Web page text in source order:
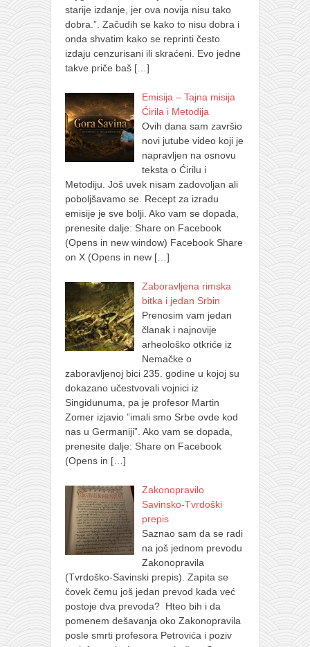
starije izdanje, jer ova novija nisu tako
dobra.”. Začudih se kako to nisu dobra i
onda shvatim kako se reprinti često
izdaju cenzurisani ili skraćeni. Evo jedne
takve priče baš […]
Emisija – Tajna misija
Ćirila i Metodija
Ovih dana sam završio
novi jutube video koji je
napravljen na osnovu
teksta o Ćirilu i
Metodiju. Još uvek nisam zadovoljan ali
poboljšavamo se. Recept za izradu
emisije je sve bolji. Ako vam se dopada,
prenesite dalje: Share on Facebook
(Opens in new window) Facebook Share
on X (Opens in new […]
Zaboravljena rimska
bitka i jedan Srbin
Prenosim vam jedan
članak i najnovije
arheološko otkriće iz
Nemačke o
zaboravljenoj bici 235. godine u kojoj su
dokazano učestvovali vojnici iz
Singidunuma, pa je profesor Martin
Zomer izjavio ”imali smo Srbe ovde kod
nas u Germaniji”. Ako vam se dopada,
prenesite dalje: Share on Facebook
(Opens in […]
Zakonopravilo
Savinsko-Tvrdoški
prepis
Saznao sam da se radi
na još jednom prevodu
Zakonopravila
(Tvrdoško-Savinski prepis). Zapita se
čovek čemu još jedan prevod kada već
postoje dva prevoda? Hteo bih i da
pomenem dešavanja oko Zakonopravila
posle smrti profesora Petrovića i poziv